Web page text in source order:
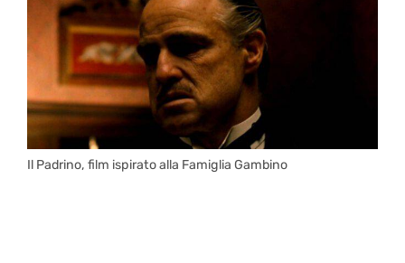
Il Padrino, film ispirato alla Famiglia Gambino